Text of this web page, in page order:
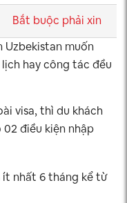
Bắt buộc phải xin
Uzbekistan muốn
hay công tác đều
visa, thì du khách
điều kiện nhập
ít nhất 6 tháng kể từ